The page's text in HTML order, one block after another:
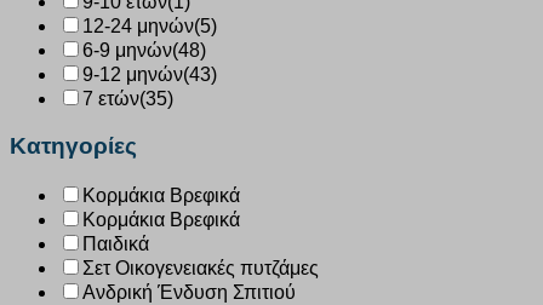
12-24 μηνών(5)
6-9 μηνών(48)
9-12 μηνών(43)
7 ετών(35)
Κατηγορίες
Κορμάκια Βρεφικά
Κορμάκια Βρεφικά
Παιδικά
Σετ Οικογενειακές πυτζάμες
Ανδρική Ένδυση Σπιτιού